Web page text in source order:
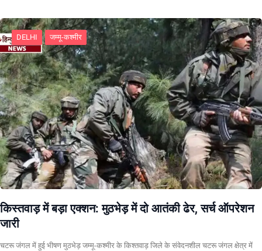
DELHI जम्मू-कश्मीर
किस्तवाड़ में बड़ा एक्शन: मुठभेड़ में दो आतंकी ढेर, सर्च ऑपरेशन
जारी
चटरू जंगल में हुई भीषण मुठभेड़ जम्मू-कश्मीर के किश्तवाड़ जिले के संवेदनशील चटरू जंगल क्षेत्र में